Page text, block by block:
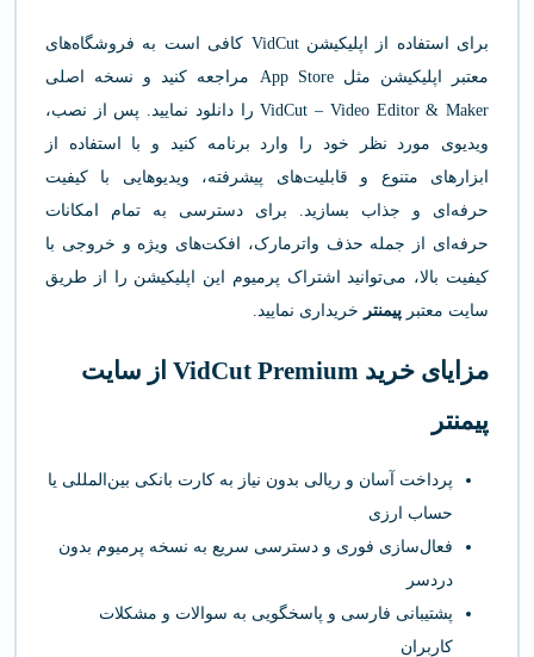
برای استفاده از اپلیکیشن VidCut کافی است به فروشگاه‌های
معتبر اپلیکیشن مثل App Store مراجعه کنید و نسخه اصلی
VidCut – Video Editor & Maker را دانلود نمایید. پس از نصب،
ویدیوی مورد نظر خود را وارد برنامه کنید و با استفاده از
ابزارهای متنوع و قابلیت‌های پیشرفته، ویدیوهایی با کیفیت
حرفه‌ای و جذاب بسازید. برای دسترسی به تمام امکانات
حرفه‌ای از جمله حذف واترمارک، افکت‌های ویژه و خروجی با
کیفیت بالا، می‌توانید اشتراک پرمیوم این اپلیکیشن را از طریق
سایت معتبر پیمنتر خریداری نمایید.
مزایای خرید VidCut Premium از سایت
پیمنتر
پرداخت آسان و ریالی بدون نیاز به کارت بانکی بین‌المللی یا
حساب ارزی
فعال‌سازی فوری و دسترسی سریع به نسخه پرمیوم بدون
دردسر
پشتیبانی فارسی و پاسخگویی به سوالات و مشکلات
کاربران